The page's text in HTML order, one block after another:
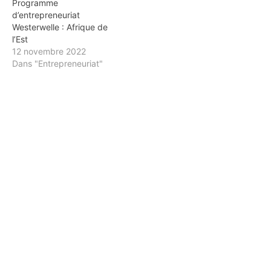
Programme
d’entrepreneuriat
Westerwelle : Afrique de
l’Est
12 novembre 2022
Dans "Entrepreneuriat"